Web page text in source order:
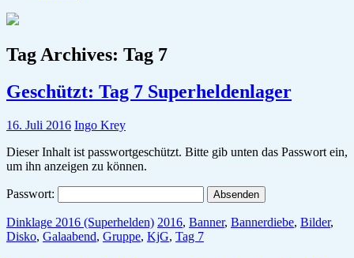
Tag Archives: Tag 7
Geschützt: Tag 7 Superheldenlager
16. Juli 2016 Ingo Krey
Dieser Inhalt ist passwortgeschützt. Bitte gib unten das Passwort ein,
um ihn anzeigen zu können.
Passwort:
Dinklage 2016 (Superhelden) 2016, Banner, Bannerdiebe, Bilder,
Disko, Galaabend, Gruppe, KjG, Tag 7